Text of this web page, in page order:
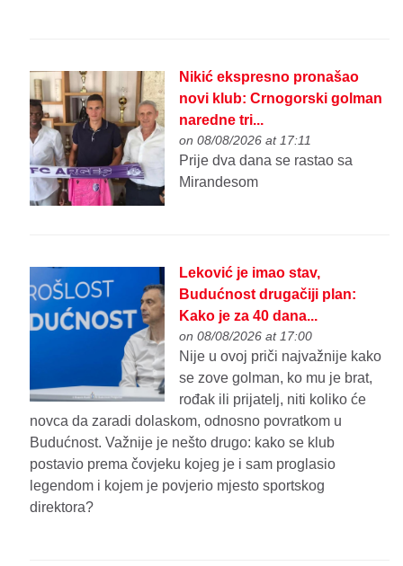
Nikić ekspresno pronašao
novi klub: Crnogorski golman
naredne tri...
on 08/08/2026 at 17:11
Prije dva dana se rastao sa
Mirandesom
Leković je imao stav,
Budućnost drugačiji plan:
Kako je za 40 dana...
on 08/08/2026 at 17:00
Nije u ovoj priči najvažnije kako
se zove golman, ko mu je brat,
rođak ili prijatelj, niti koliko će
novca da zaradi dolaskom, odnosno povratkom u
Budućnost. Važnije je nešto drugo: kako se klub
postavio prema čovjeku kojeg je i sam proglasio
legendom i kojem je povjerio mjesto sportskog
direktora?